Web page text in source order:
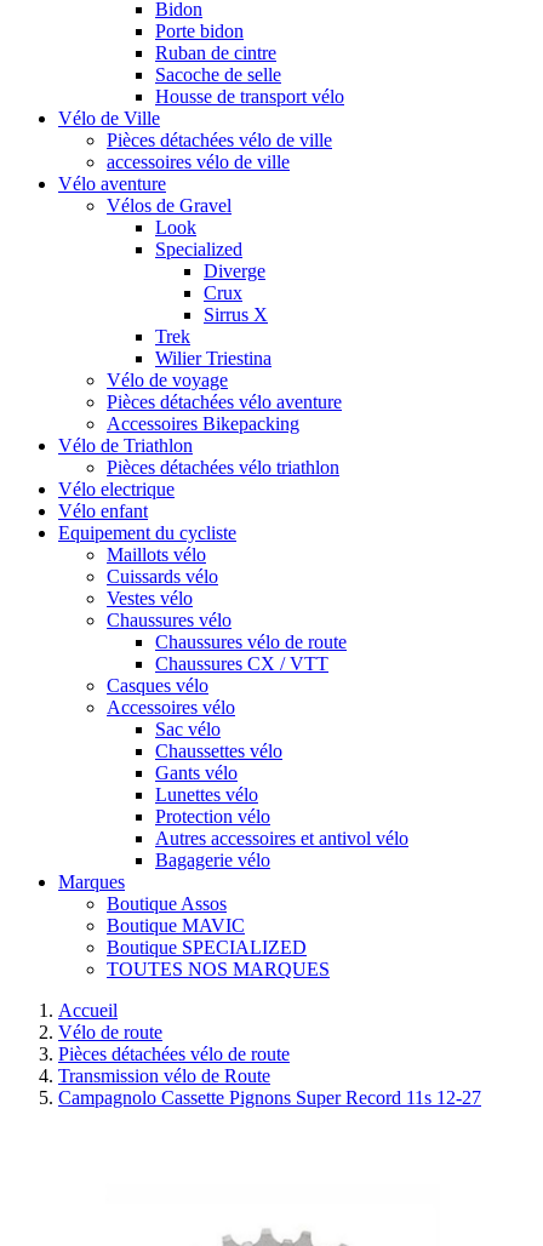
Bidon
Porte bidon
Ruban de cintre
Sacoche de selle
Housse de transport vélo
Vélo de Ville
Pièces détachées vélo de ville
accessoires vélo de ville
Vélo aventure
Vélos de Gravel
Look
Specialized
Diverge
Crux
Sirrus X
Trek
Wilier Triestina
Vélo de voyage
Pièces détachées vélo aventure
Accessoires Bikepacking
Vélo de Triathlon
Pièces détachées vélo triathlon
Vélo electrique
Vélo enfant
Equipement du cycliste
Maillots vélo
Cuissards vélo
Vestes vélo
Chaussures vélo
Chaussures vélo de route
Chaussures CX / VTT
Casques vélo
Accessoires vélo
Sac vélo
Chaussettes vélo
Gants vélo
Lunettes vélo
Protection vélo
Autres accessoires et antivol vélo
Bagagerie vélo
Marques
Boutique Assos
Boutique MAVIC
Boutique SPECIALIZED
TOUTES NOS MARQUES
Accueil
Vélo de route
Pièces détachées vélo de route
Transmission vélo de Route
Campagnolo Cassette Pignons Super Record 11s 12-27